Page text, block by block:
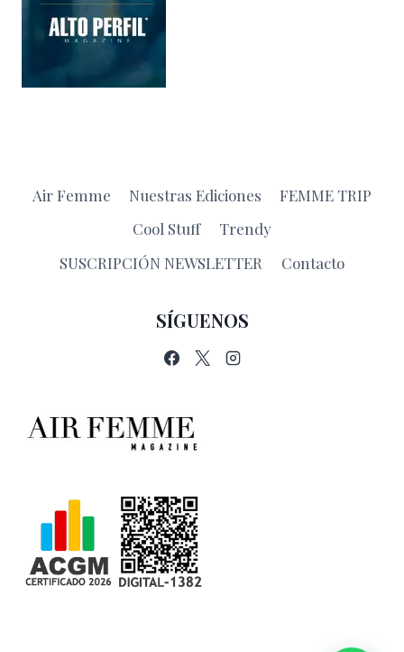
Air Femme Nuestras Ediciones
FEMME TRIP
Cool Stuff
Trendy
SUSCRIPCIÓN NEWSLETTER
Contacto
SÍGUENOS